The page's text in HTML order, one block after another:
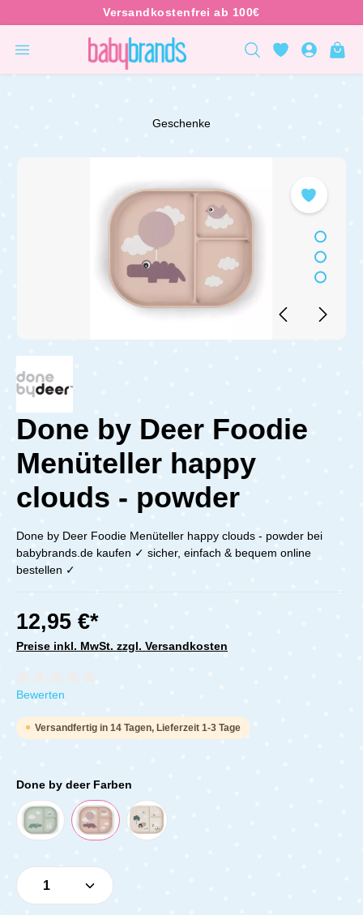
Geschenke
Done by Deer Foodie
Menüteller happy
clouds - powder
Done by Deer Foodie Menüteller happy clouds - powder bei
babybrands.de kaufen ✓ sicher, einfach & bequem online
bestellen ✓
12,95 €*
Preise inkl. MwSt. zzgl. Versandkosten
Durchschnittliche Bewertung von 0 von 5 Sternen
Bewerten
Versandfertig in 14 Tagen, Lieferzeit 1-3 Tage
Done by deer Farben
Produkt Anzahl: Gib den gewünschten